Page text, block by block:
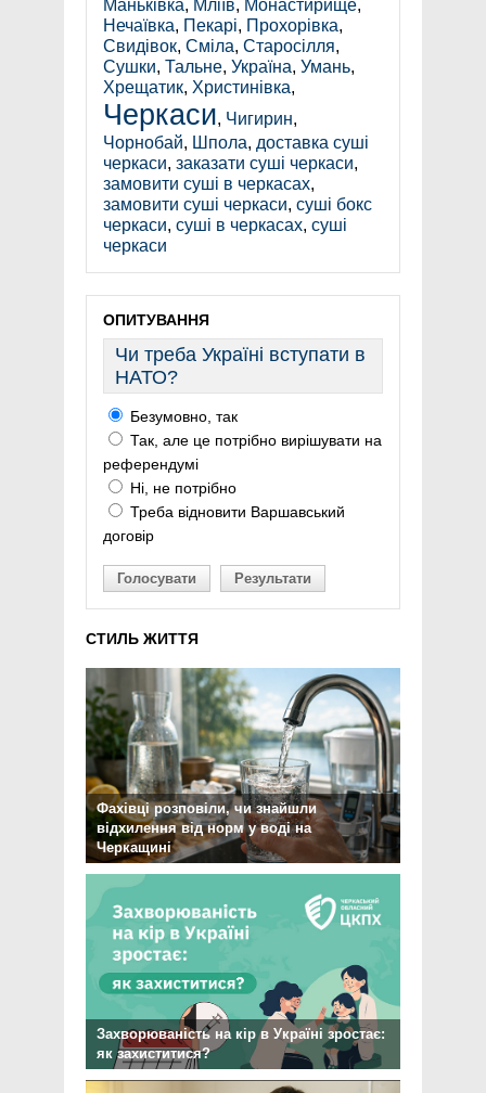
Маньківка, Мліїв, Монастирище,
Нечаївка, Пекарі, Прохорівка,
Свидівок, Сміла, Старосілля,
Сушки, Тальне, Україна, Умань,
Хрещатик, Христинівка,
Черкаси, Чигирин,
Чорнобай, Шпола, доставка суші
черкаси, заказати суші черкаси,
замовити суші в черкасах,
замовити суші черкаси, суші бокс
черкаси, суші в черкасах, суші
черкаси
ОПИТУВАННЯ
Чи треба Україні вступати в
НАТО?
Безумовно, так
Так, але це потрібно вирішувати на
референдумі
Ні, не потрібно
Треба відновити Варшавський
договір
Голосувати Результати
СТИЛЬ ЖИТТЯ
Фахівці розповіли, чи знайшли
відхилення від норм у воді на
Черкащині
Захворюваність на кір в Україні зростає:
як захиститися?